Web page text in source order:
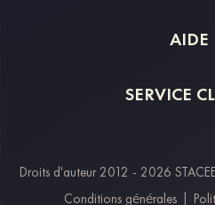
AIDE
Retour et
SERVICE
Modes de
Droits d'auteur 2012 - 2026
Conditions générales |